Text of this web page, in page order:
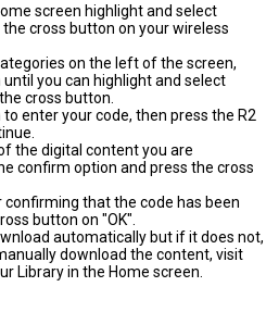
screen highlight and select
cross button on your wireless
on the left of the screen,
you can highlight and select
cross button.
enter your code, then press the R2
the digital content you are
confirm option and press the cross
confirming that the code has been
button on "OK".
automatically but if it does not,
download the content, visit
Library in the Home screen.